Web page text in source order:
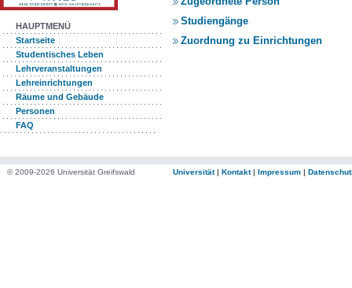
HAUPTMENÜ
Startseite
Studentisches Leben
Lehrveranstaltungen
Lehreinrichtungen
Räume und Gebäude
Personen
FAQ
Studiengänge
Zuordnung zu Einrichtungen
© 2009-2026 Universität Greifswald Universität| Kontakt| Impressum |